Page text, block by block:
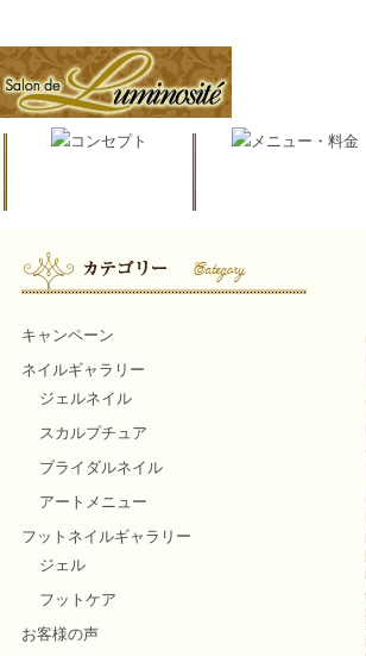
キャンペーン
ネイルギャラリー
ジェルネイル
スカルプチュア
ブライダルネイル
アートメニュー
フットネイルギャラリー
ジェル
フットケア
お客様の声